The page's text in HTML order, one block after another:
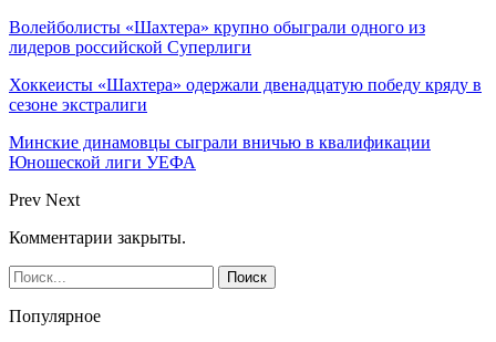
Волейболисты «Шахтера» крупно обыграли одного из
лидеров российской Суперлиги
Хоккеисты «Шахтера» одержали двенадцатую победу кряду в
сезоне экстралиги
Минские динамовцы сыграли вничью в квалификации
Юношеской лиги УЕФА
Prev Next
Комментарии закрыты.
Популярное